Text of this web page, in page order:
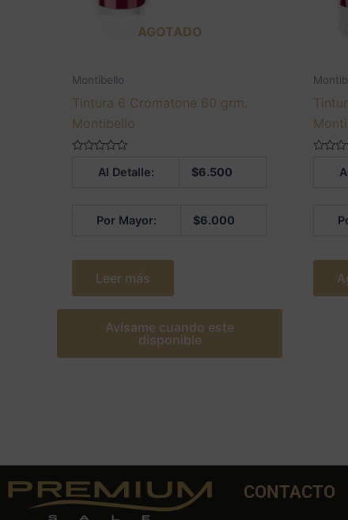
AGOTADO
Montibello
Tintura 6 Cromatone 60 grm.
Montibello
Al Detalle: $6.500
Por Mayor: $6.000
Leer más
Avísame cuando este
disponible
CONTACTO